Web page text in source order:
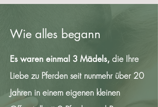
Wie alles begann
Es waren einmal 3 Mädels, die Ihre
Liebe zu Pferden seit nunmehr über 20
Jahren in einem eigenen kleinen